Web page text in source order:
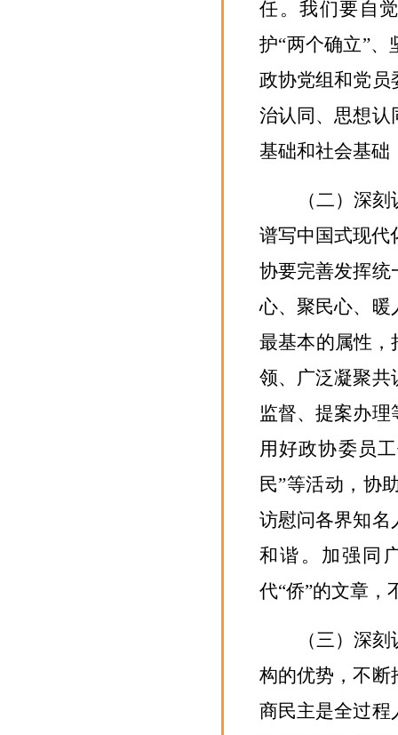
任。 我们要自
护“两个确立”
政协党组和党员
治认同、思想认
基础和社会基础
（二）深
谱写中国式现代
协要完善发挥统
心、聚民心、暖
最基本的属性，
领、广泛凝聚共
监督、提案办
用好政协委员
民”等活动，协
访慰问各界知名
和谐。加强同
代“侨”的文章，
（三）深
构的优势，不断
商民主是全过程